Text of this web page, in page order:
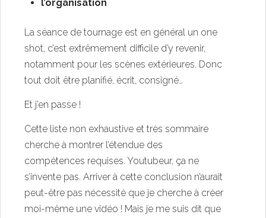
l’organisation
La séance de tournage est en général un one
shot, c’est extrêmement difficile d’y revenir,
notamment pour les scènes extérieures. Donc
tout doit être planifié, écrit, consigné…
Et j’en passe !
Cette liste non exhaustive et très sommaire
cherche à montrer l’étendue des
compétences requises. Youtubeur, ça ne
s’invente pas. Arriver à cette conclusion n’aurait
peut-être pas nécessité que je cherche à créer
moi-même une vidéo ! Mais je me suis dit que